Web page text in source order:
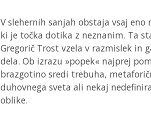
V slehernih sanjah obstaja vsaj
ki je točka dotika z neznanim. Ta
Gregorič Trost vzela v razmislek in
dela. Ob izrazu »popek« najprej
brazgotino sredi trebuha,
duhovnega sveta ali nekaj
oblike.